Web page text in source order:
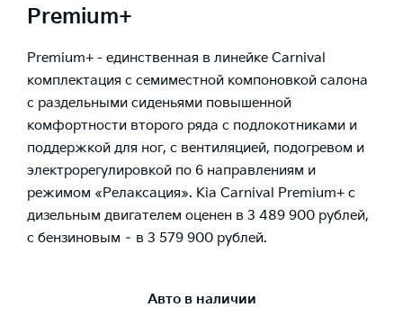
Premium+
Premium+ - единственная в линейке Carnival
комплектация с семиместной компоновкой салона
с раздельными сиденьями повышенной
комфортности второго ряда с подлокотниками и
поддержкой для ног, с вентиляцией, подогревом и
электрорегулировкой по 6 направлениям и
режимом «Релаксация». Kia Carnival Premium+ с
дизельным двигателем оценен в 3 489 900 рублей,
с бензиновым – в 3 579 900 рублей.
Авто в наличии